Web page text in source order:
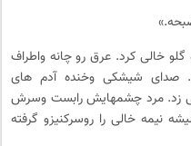
خالی کرد. عرق رو چانه واطراف
صدای شیشکی وخنده آدم های
زد. مرد چشمهایش رابست وسرش
نیمه خالی را روسرکنیزو گرفته